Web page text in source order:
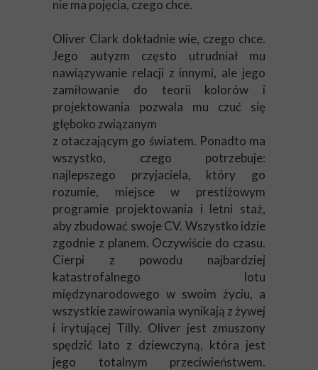
nie ma pojęcia, czego chce.
Oliver Clark dokładnie wie, czego chce.
Jego autyzm często utrudniał mu
nawiązywanie relacji z innymi, ale jego
zamiłowanie do teorii kolorów i
projektowania pozwala mu czuć się
głęboko związanym
z otaczającym go światem. Ponadto ma
wszystko, czego potrzebuje:
najlepszego przyjaciela, który go
rozumie, miejsce w prestiżowym
programie projektowania i letni staż,
aby zbudować swoje CV. Wszystko idzie
zgodnie z planem. Oczywiście do czasu.
Cierpi z powodu najbardziej
katastrofalnego lotu
międzynarodowego w swoim życiu, a
wszystkie zawirowania wynikają z żywej
i irytującej Tilly. Oliver jest zmuszony
spędzić lato z dziewczyną, która jest
jego totalnym przeciwieństwem.